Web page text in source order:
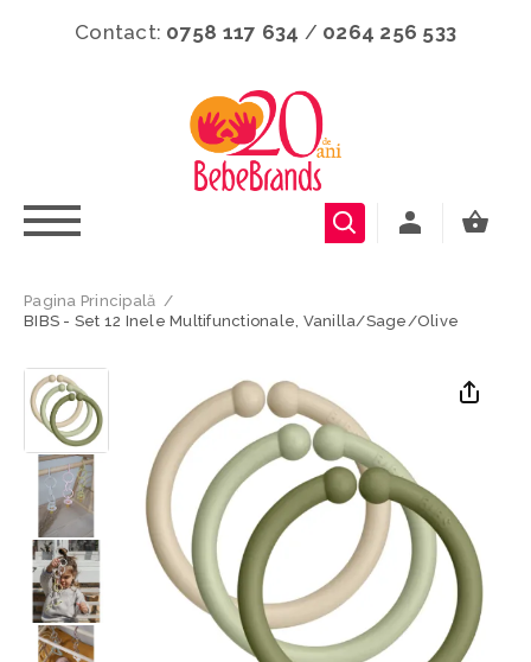
Contact: 0758 117 634 / 0264 256 533
Pagina Principală /
BIBS - Set 12 Inele Multifunctionale, Vanilla/Sage/Olive